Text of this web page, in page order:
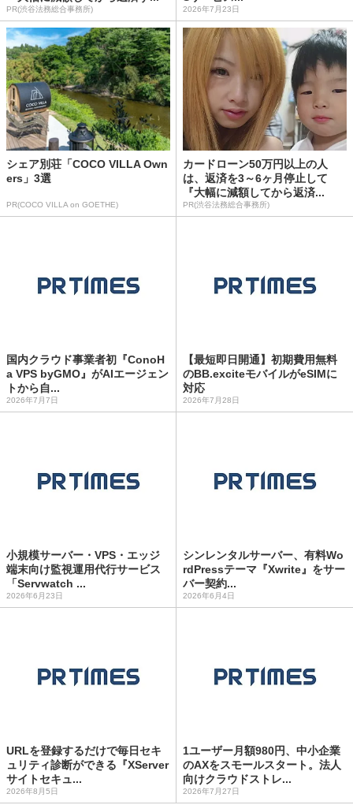
PR(渋谷法務総合事務所) 2026年7月23日
シェア別荘「COCO VILLA Own
ers」3選
PR(COCO VILLA on GOETHE)
カードローン50万円以上の人
は、返済を3～6ヶ月停止して
『大幅に減額してから返済...
PR(渋谷法務総合事務所)
国内クラウド事業者初『ConoH
a VPS byGMO』がAIエージェン
トから自...
2026年7月7日
【最短即日開通】初期費用無料
のBB.exciteモバイルがeSIMに
対応
2026年7月28日
小規模サーバー・VPS・エッジ
端末向け監視運用代行サービス
「Servwatch ...
2026年6月23日
シンレンタルサーバー、有料Wo
rdPressテーマ『Xwrite』をサー
バー契約...
2026年6月4日
URLを登録するだけで毎日セキ
ュリティ診断ができる『XServer
サイトセキュ...
2026年8月5日
1ユーザー月額980円、中小企業
のAXをスモールスタート。法人
向けクラウドストレ...
2026年7月27日